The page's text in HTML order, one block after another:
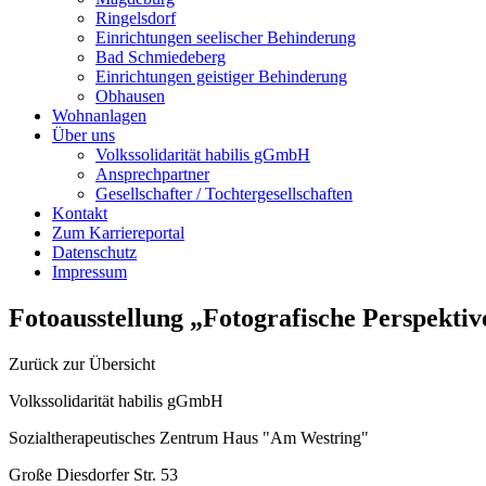
Ringelsdorf
Einrichtungen seelischer Behinderung
Bad Schmiedeberg
Einrichtungen geistiger Behinderung
Obhausen
Wohnanlagen
Über uns
Volkssolidarität habilis gGmbH
Ansprechpartner
Gesellschafter / Tochtergesellschaften
Kontakt
Zum Karriereportal
Datenschutz
Impressum
Fotoausstellung „Fotografische
Zurück zur Übersicht
Volkssolidarität habilis gGmbH
Sozialtherapeutisches Zentrum Haus "Am Westring"
Große Diesdorfer Str. 53